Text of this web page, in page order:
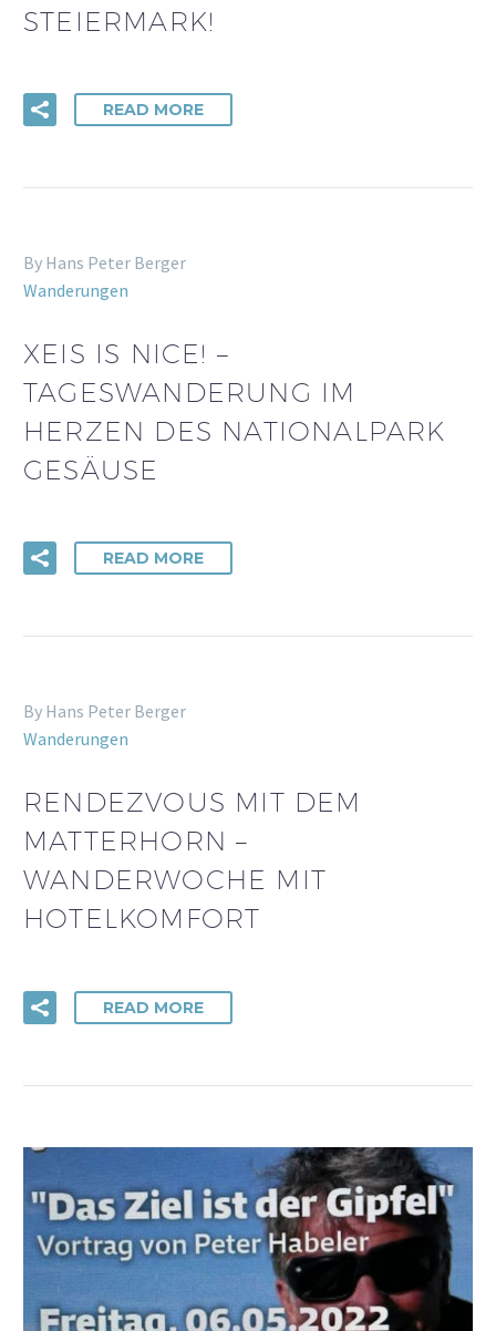
STEIERMARK!
READ MORE
By Hans Peter Berger
Wanderungen
XEIS IS NICE! –
TAGESWANDERUNG IM
HERZEN DES NATIONALPARK
GESÄUSE
READ MORE
By Hans Peter Berger
Wanderungen
RENDEZVOUS MIT DEM
MATTERHORN –
WANDERWOCHE MIT
HOTELKOMFORT
READ MORE